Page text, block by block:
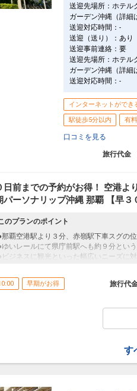
送迎先場所：ホテ
ガーデン沖縄（詳細
送迎対応時間：-
送迎（送り）：あり
送迎事前連絡：要
送迎先場所：ホテ
ガーデン沖縄（詳細
送迎対応時間：-
インターネットができ
駅徒歩5分以内
有
口コミを見る
旅行代金
日前までの予約がお得！ 空港よ
パーソナリップ沖縄 那覇 【早３
のプランのポイント
那覇空港駅より３分、赤嶺駅下車スグの位
ゆいレールにて県庁前駅へも約９分という
ビジネスに観光といった幅広いニーズに対
めのお申し込みがお得！【早３０】
早期予約限定！３０日前までのご予約がお
※本プランは３０日前までの予約受付で
早期がお得 旅行代
す